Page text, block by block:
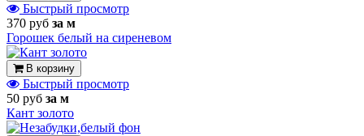
Быстрый просмотр
370 руб за м
Горошек белый на сиреневом
В корзину
Быстрый просмотр
50 руб за м
Кант золото